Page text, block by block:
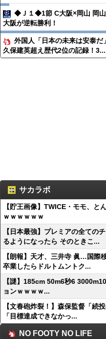
◆Ｊ１◆1節 C大阪×岡山 岡山
大阪が逆転勝利！
外国人「日本の未来は安泰だ
久保建英超え歴代2位の記録！3...
サカラボ
【貯王画像】TWICE・モモ、と
ｗｗｗｗｗｗ
【日本最強】プレミアの全ての
るようになったら そのときこ...
【朗報】天才、三井寺 眞…国際
卒業したらドルトムントク...
【謎】185cm 50m6秒6
ョンｗｗｗｗ...
【文春砲炸裂！】森保監督「続
「目標達成できなかっ...
NO FOOTY NO LIFE